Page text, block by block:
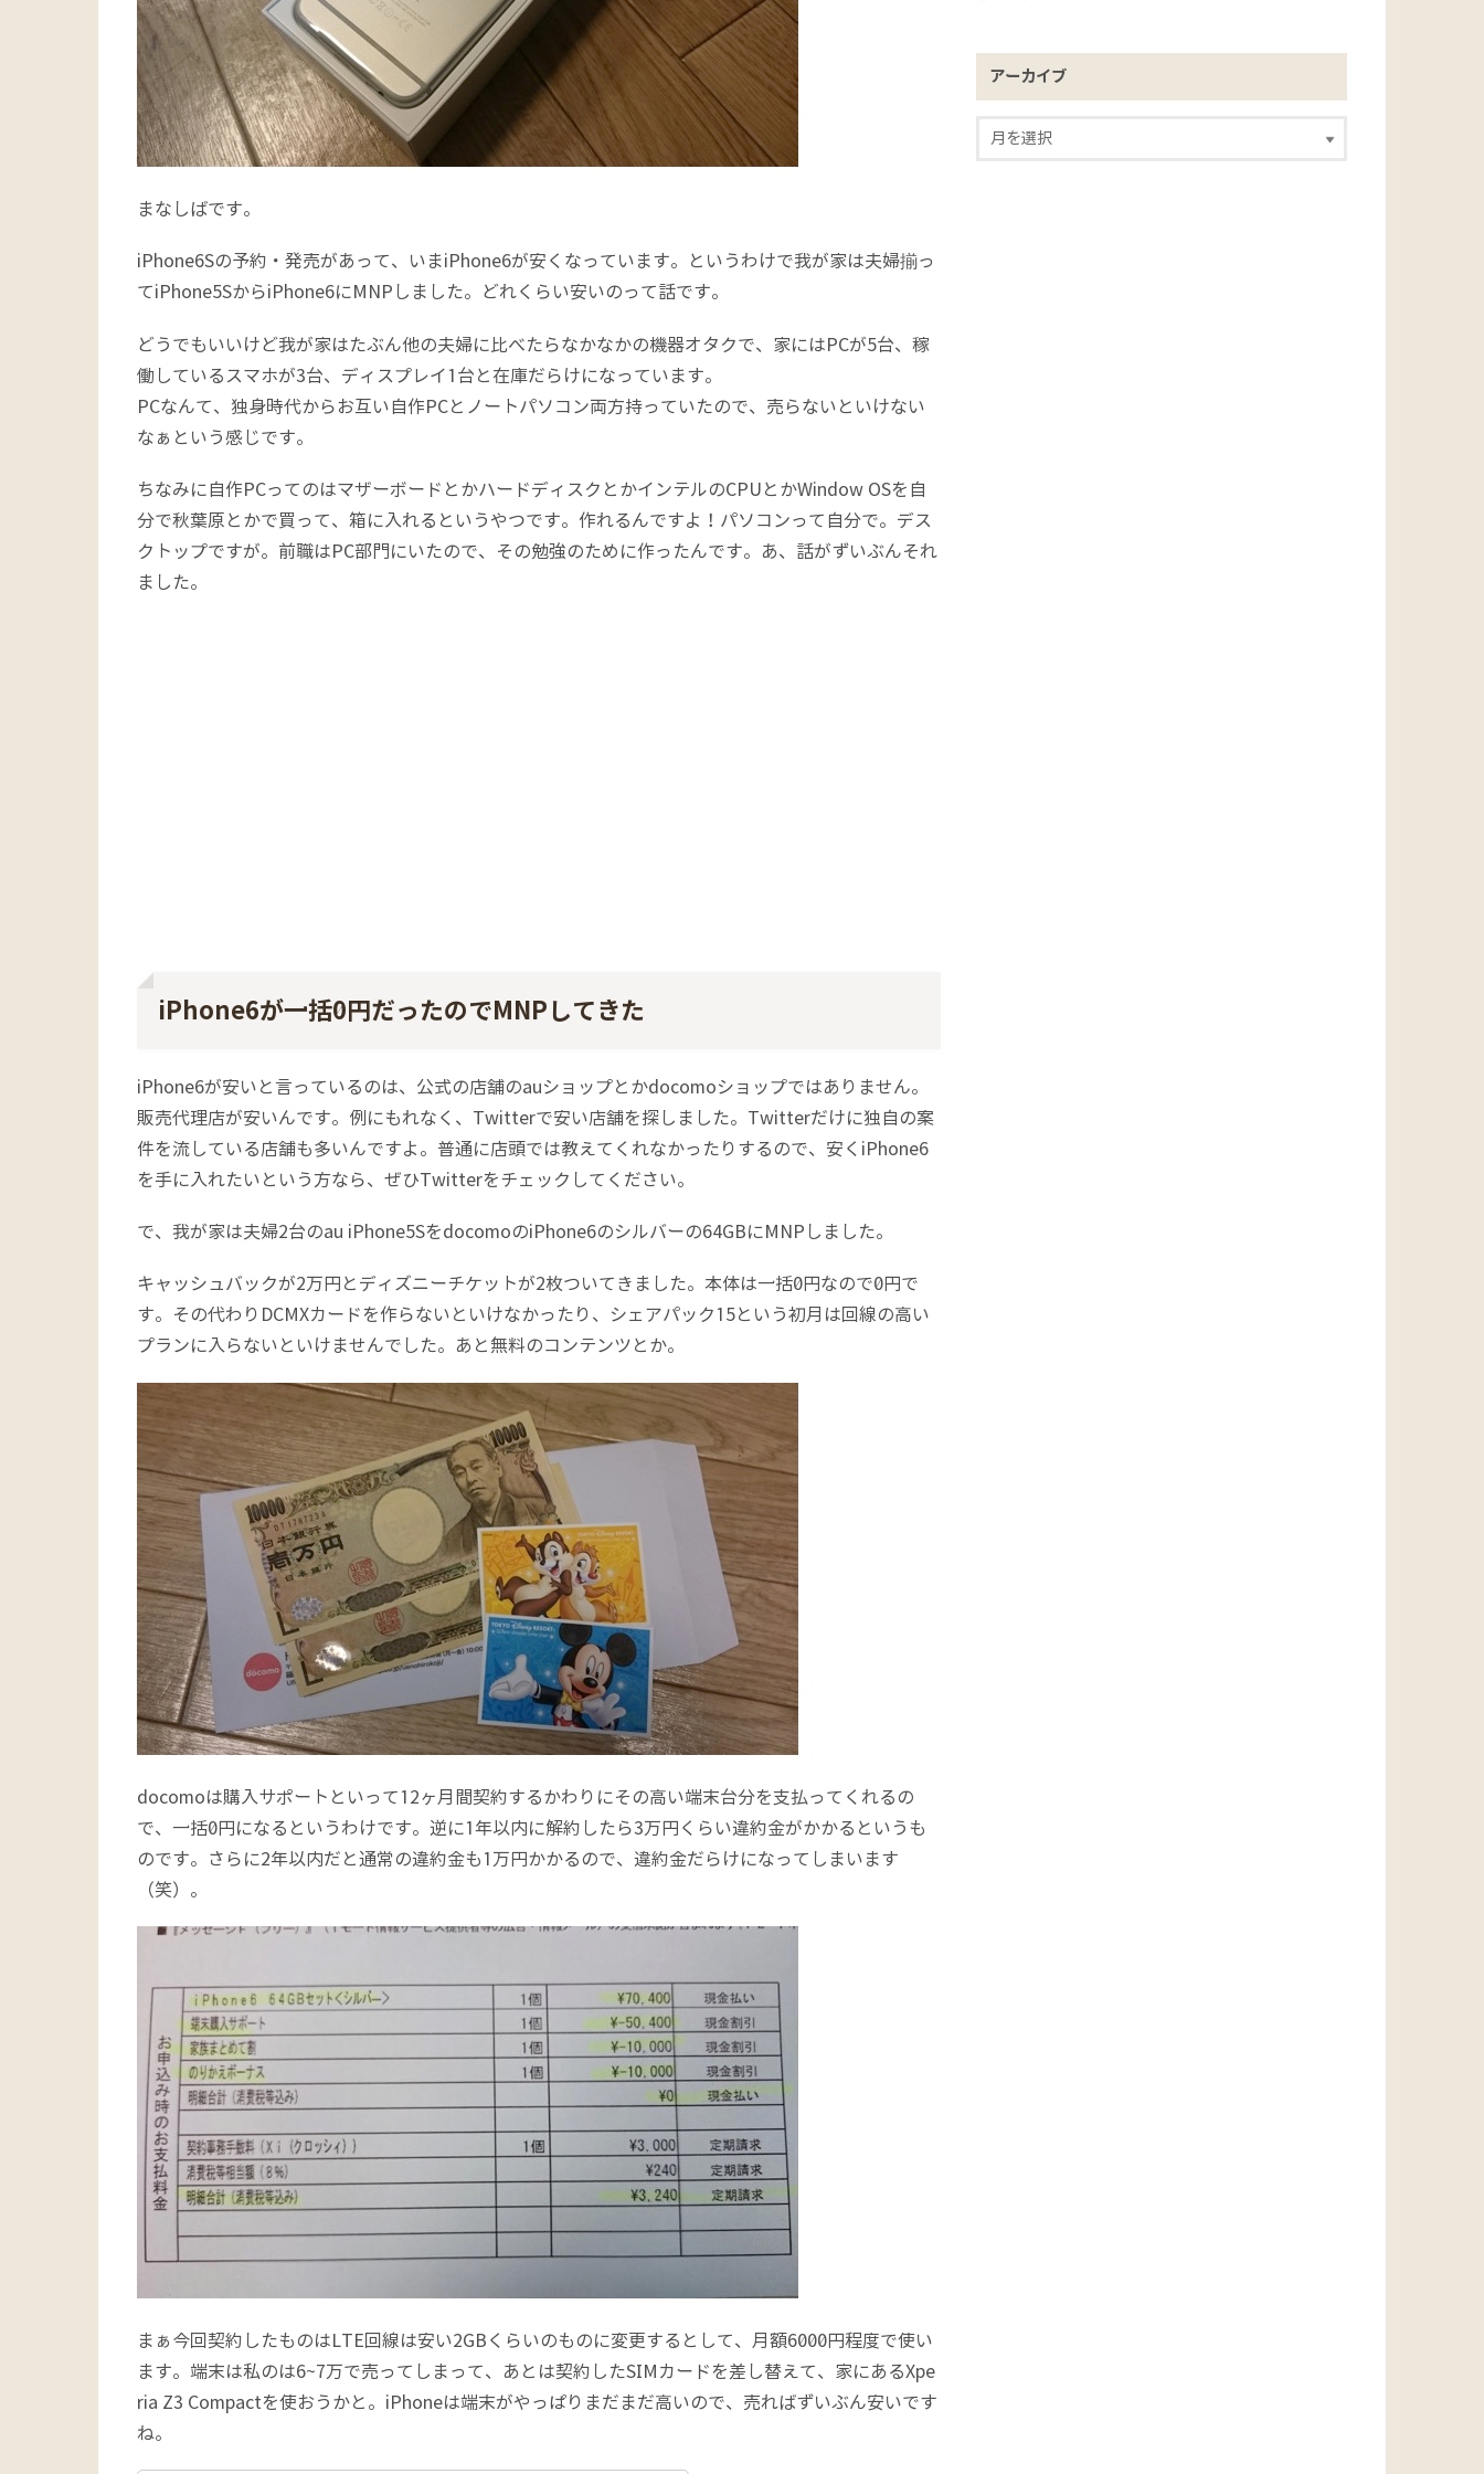
まなしばです。
iPhone6Sの予約・発売があって、いまiPhone6が安くなっています。というわけで我が家は夫婦揃っ
てiPhone5SからiPhone6にMNPしました。どれくらい安いのって話です。
どうでもいいけど我が家はたぶん他の夫婦に比べたらなかなかの機器オタクで、家にはPCが5台、稼
働しているスマホが3台、ディスプレイ1台と在庫だらけになっています。
PCなんて、独身時代からお互い自作PCとノートパソコン両方持っていたので、売らないといけない
なぁという感じです。
ちなみに自作PCってのはマザーボードとかハードディスクとかインテルのCPUとかWindow OSを自
分で秋葉原とかで買って、箱に入れるというやつです。作れるんですよ！パソコンって自分で。デス
クトップですが。前職はPC部門にいたので、その勉強のために作ったんです。あ、話がずいぶんそれ
ました。
iPhone6が一括0円だったのでMNPしてきた
iPhone6が安いと言っているのは、公式の店舗のauショップとかdocomoショップではありません。
販売代理店が安いんです。例にもれなく、Twitterで安い店舗を探しました。Twitterだけに独自の案
件を流している店舗も多いんですよ。普通に店頭では教えてくれなかったりするので、安くiPhone6
を手に入れたいという方なら、ぜひTwitterをチェックしてください。
で、我が家は夫婦2台のau iPhone5SをdocomoのiPhone6のシルバーの64GBにMNPしました。
キャッシュバックが2万円とディズニーチケットが2枚ついてきました。本体は一括0円なので0円で
す。その代わりDCMXカードを作らないといけなかったり、シェアパック15という初月は回線の高い
プランに入らないといけませんでした。あと無料のコンテンツとか。
docomoは購入サポートといって12ヶ月間契約するかわりにその高い端末台分を支払ってくれるの
で、一括0円になるというわけです。逆に1年以内に解約したら3万円くらい違約金がかかるというも
のです。さらに2年以内だと通常の違約金も1万円かかるので、違約金だらけになってしまいます
（笑）。
まぁ今回契約したものはLTE回線は安い2GBくらいのものに変更するとして、月額6000円程度で使い
ます。端末は私のは6~7万で売ってしまって、あとは契約したSIMカードを差し替えて、家にあるXpe
ria Z3 Compactを使おうかと。iPhoneは端末がやっぱりまだまだ高いので、売ればずいぶん安いです
ね。
アーカイブ